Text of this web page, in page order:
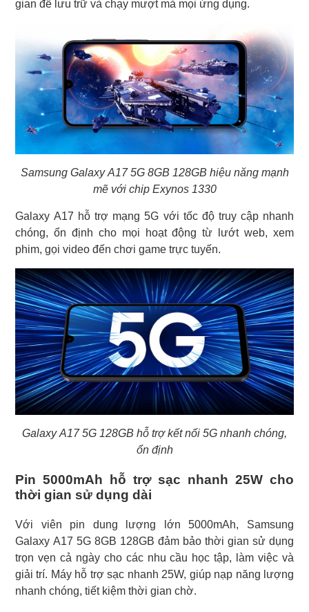
gian để lưu trữ và chạy mượt mà mọi ứng dụng.
Samsung Galaxy A17 5G 8GB 128GB hiệu năng mạnh
mẽ với chip Exynos 1330
Galaxy A17 hỗ trợ mạng 5G với tốc độ truy cập nhanh
chóng, ổn định cho mọi hoạt động từ lướt web, xem
phim, gọi video đến chơi game trực tuyến.
Galaxy A17 5G 128GB hỗ trợ kết nối 5G nhanh chóng,
ổn định
Pin 5000mAh hỗ trợ sạc nhanh 25W cho
thời gian sử dụng dài
Với viên pin dung lượng lớn 5000mAh, Samsung
Galaxy A17 5G 8GB 128GB đảm bảo thời gian sử dụng
trọn vẹn cả ngày cho các nhu cầu học tập, làm việc và
giải trí. Máy hỗ trợ sạc nhanh 25W, giúp nạp năng lượng
nhanh chóng, tiết kiệm thời gian chờ.